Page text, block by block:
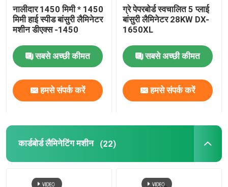
स्वचालित बांसुरी लैमिनेटर
5 प्लाई फ्लूट लैमिनेटर
फोल्डर ग्लूअर मशीन
पाइल टर्नर मशीन
थर्मल फिल्म लैमिनेटर मशीन
नालीदार 1450 मिमी * 1450
मिमी हाई स्पीड बांसुरी लैमिनेटर
मशीन डीएक्स -1450
सबसे अच्छी कीमत
हमसे संपर्क करें
ग्रे पेपरबोर्ड स्वचालित 5 प्लाई
बांसुरी लैमिनेटर 28KW DX-
1650XL
सबसे अच्छी कीमत
हमसे संपर्क करें
कार्डबोर्ड लैमिनेटिंग मशीन (22)